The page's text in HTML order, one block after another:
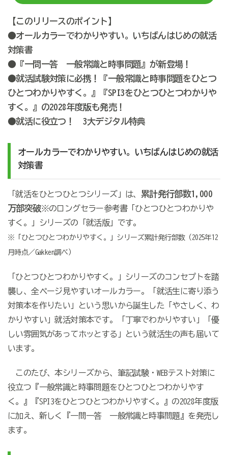
【このリリースのポイント】
●オールカラーでわかりやすい。いちばんはじめの就活
対策書
●『一問一答 一般常識と時事問題』が新登場！
●就活試験対策に必携！『一般常識と時事問題をひとつ
ひとつわかりやすく。』『SPI3をひとつひとつわかりや
すく。』の2028年度版も発売！
●就活に役立つ！ 3大デジタル特典
オールカラーでわかりやすい。いちばんはじめの就活
対策書
「就活をひとつひとつシリーズ」は、 累計発行部数1,000
万部突破※のロングセラー参考書「ひとつひとつわかりや
すく。」シリーズの「就活版」です。
※「ひとつひとつわかりやすく。」シリーズ累計発行部数（2025年12
月時点／Gakken調べ）
「ひとつひとつわかりやすく。」シリーズのコンセプトを踏
襲し、全ページ見やすいオールカラー。「就活生に寄り添う
対策本を作りたい」という思いから誕生した「やさしく、わ
かりやすい」就活対策本です。「丁寧でわかりやすい」「優
しい雰囲気があってホッとする」という就活生の声も届いて
います。
このたび、本シリーズから、筆記試験・WEBテスト対策に
役立つ『一般常識と時事問題をひとつひとつわかりやす
く。』『SPI3をひとつひとつわかりやすく。』の2028年度版
に加え、新しく『一問一答 一般常識と時事問題』を発売し
ます。